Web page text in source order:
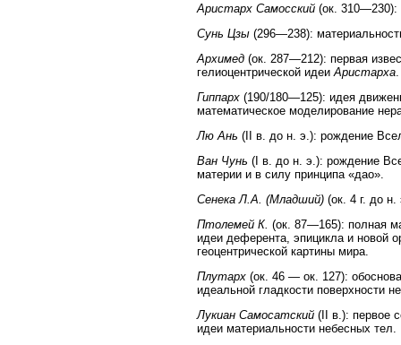
Аристарх Самосский (ок. 310—230):
Сунь Цзы (296—238):
Архимед (ок. 287—212): первая
гелиоцентрической идеи Аристарха
Гиппарх (190/180—125): идея
математическое моделирование
Лю Ань (II в. до н. э.): рождение
Ван Чунь (I в. до н. э.): рождение
материи и в силу принципа «дао».
Сенека Л.А. (Младший) (ок. 4 г. до
Птолемей К. (ок. 87—165): полная
идеи деферента, эпицикла и новой
геоцентрической картины мира.
Плутарх (ок. 46 — ок. 127):
идеальной гладкости поверхности
Лукиан Самосатский (II в.): первое
идеи материальности небесных тел.